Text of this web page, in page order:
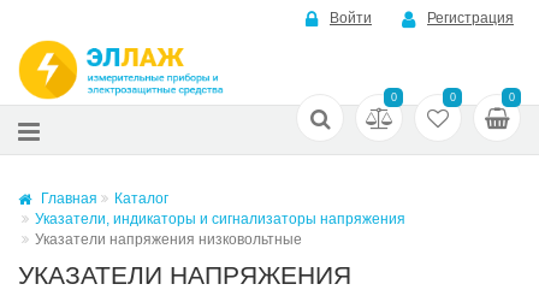
Войти Регистрация
0 0 0
Главная
Каталог
Указатели, индикаторы и сигнализаторы напряжения
Указатели напряжения низковольтные
УКАЗАТЕЛИ НАПРЯЖЕНИЯ